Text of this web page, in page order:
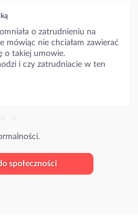
o zatrudnieniu na
mówiąc nie chciałam zawierać
o takiej umowie.
i czy zatrudniacie w ten
społeczności